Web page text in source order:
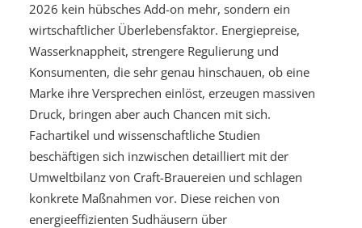
2026 kein hübsches Add-on mehr, sondern ein
wirtschaftlicher Überlebensfaktor. Energiepreise,
Wasserknappheit, strengere Regulierung und
Konsumenten, die sehr genau hinschauen, ob eine
Marke ihre Versprechen einlöst, erzeugen massiven
Druck, bringen aber auch Chancen mit sich.
Fachartikel und wissenschaftliche Studien
beschäftigen sich inzwischen detailliert mit der
Umweltbilanz von Craft-Brauereien und schlagen
konkrete Maßnahmen vor. Diese reichen von
energieeffizienten Sudhäusern über